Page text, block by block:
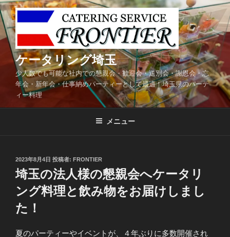
コ
ン
テ
ン
へ
ケータリング埼玉
少人数でも可能な社内での懇親会・歓迎会・送別会・謝恩会・忘
年会・新年会・仕事納めパーティーとして最適！埼玉県のパーテ
ィー料理
メニュー
投
稿
日:
2023年8月4日 投稿者: FRONTIER
埼玉の法人様の懇親会へケータリ
ング料理と飲み物をお届けしまし
た！
夏のパーティーやイベントが、４年ぶりに多数開催され